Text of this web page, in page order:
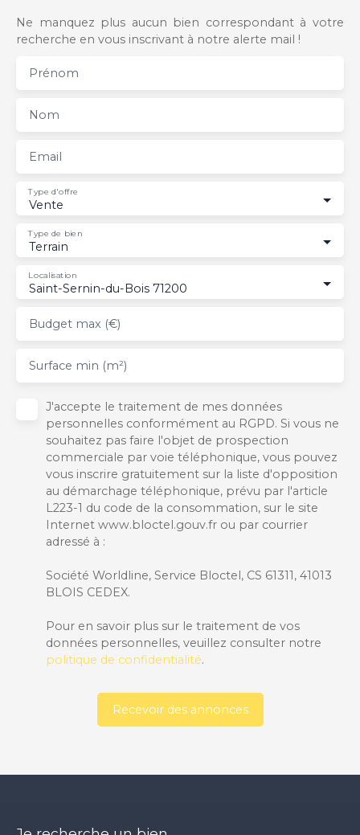
Ne manquez plus aucun bien correspondant à votre
recherche en vous inscrivant à notre alerte mail !
Prénom
Nom
Email
Vente
Type d'offre
Terrain
Type de bien
Saint-Sernin-du-Bois 71200
Localisation
Budget max (€)
Surface min (m²)
J'accepte le traitement de mes données
personnelles conformément au RGPD. Si vous ne
souhaitez pas faire l'objet de prospection
commerciale par voie téléphonique, vous pouvez
vous inscrire gratuitement sur la liste d'opposition
au démarchage téléphonique, prévu par l'article
L223-1 du code de la consommation, sur le site
Internet www.bloctel.gouv.fr ou par courrier
adressé à :
Société Worldline, Service Bloctel, CS 61311, 41013
BLOIS CEDEX.
Pour en savoir plus sur le traitement de vos
données personnelles, veuillez consulter notre
politique de confidentialité.
Recevoir des annonces